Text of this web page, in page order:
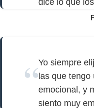
Yo siempre
las que
emocional, y
siento muy